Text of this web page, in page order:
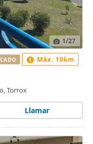
1/27
Torrox
Llamar
Máx. 10km